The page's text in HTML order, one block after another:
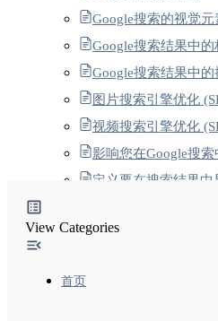
Google搜索的视觉元
Google搜索结果中的
Google搜索结果中
图片搜索引擎优化
视频搜索引擎优化
影响您在Google搜
定义要在搜索结果中
经过翻译的功能-2 让
View Categories
首页